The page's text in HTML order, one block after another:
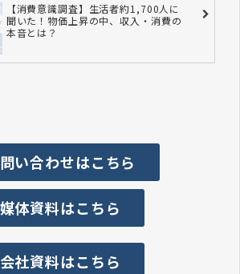
【消費意識調査】生活者約1,700人に
聞いた！物価上昇の中、収入・消費の
本音とは？
い合わせはこちら
媒体資料はこちら
会社資料はこちら